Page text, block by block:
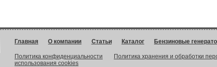
Главная О компании Статьи Каталог Бензиновые
Политика конфиденциальности
Политика хранения и обработки
использования cookies